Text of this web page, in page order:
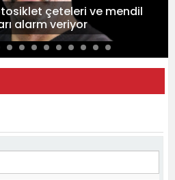
çeteleri ve mendil
alarm veriyor